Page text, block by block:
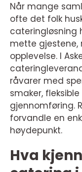
Når mange
ofte det folk
cateringløsning
mette gjestene,
opplevelse. I
råvarer med
smaker,
gjennomføring.
forvandle en
høydepunkt.
Hva